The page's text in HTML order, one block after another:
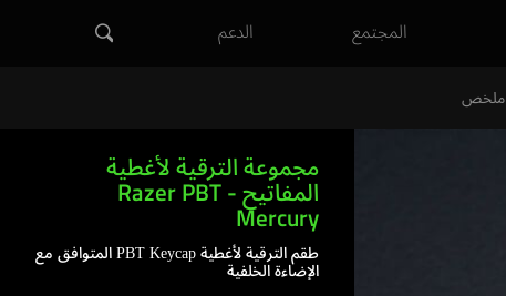
المجتمع الدعم
ملخص
مجموعة الترقية لأغطية
المفاتيح Razer PBT -
Mercury
طقم الترقية لأغطية PBT Keycap المتوافق مع
الإضاءة الخلفية